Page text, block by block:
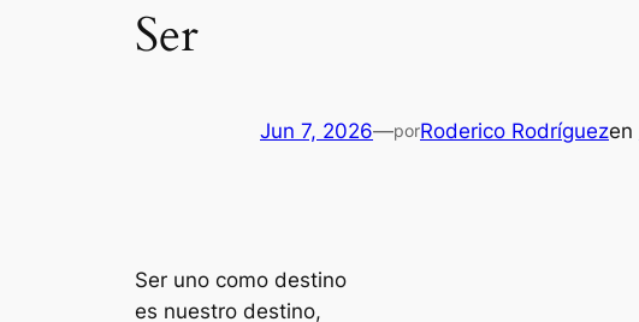
Ser
Jun 7, 2026—porRoderico Rodríguezen
Ser uno como destino
es nuestro destino,